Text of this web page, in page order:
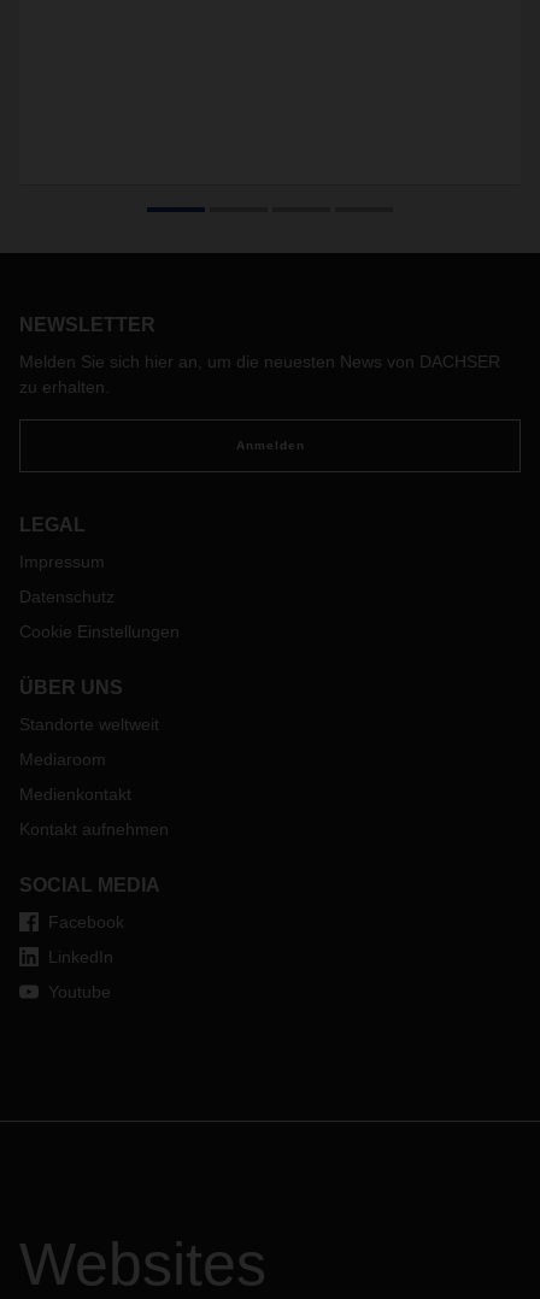
NEWSLETTER
Melden Sie sich hier an, um die neuesten News von DACHSER
zu erhalten.
Anmelden
LEGAL
Impressum
Datenschutz
Cookie Einstellungen
ÜBER UNS
Standorte weltweit
Mediaroom
Medienkontakt
Kontakt aufnehmen
SOCIAL MEDIA
Facebook
LinkedIn
Youtube
Websites